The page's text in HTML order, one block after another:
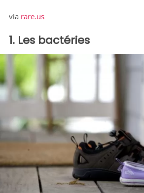
via rare.us
1. Les bactéries